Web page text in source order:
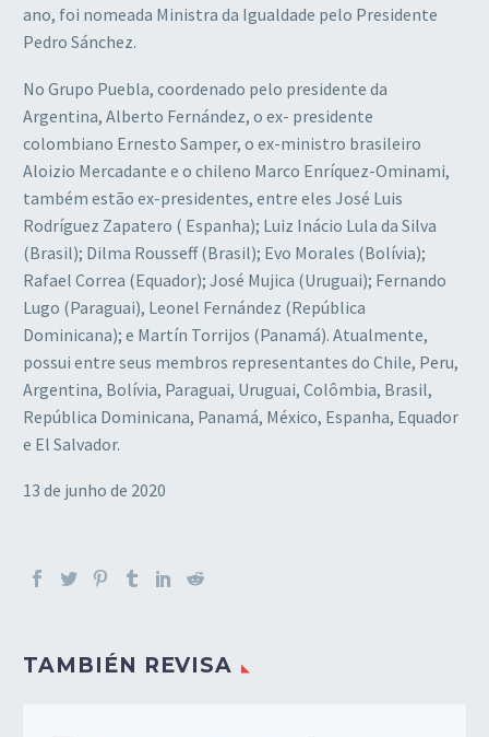
ano, foi nomeada Ministra da Igualdade pelo Presidente
Pedro Sánchez.
No Grupo Puebla, coordenado pelo presidente da
Argentina, Alberto Fernández, o ex- presidente
colombiano Ernesto Samper, o ex-ministro brasileiro
Aloizio Mercadante e o chileno Marco Enríquez-Ominami,
também estão ex-presidentes, entre eles José Luis
Rodríguez Zapatero ( Espanha); Luiz Inácio Lula da Silva
(Brasil); Dilma Rousseff (Brasil); Evo Morales (Bolívia);
Rafael Correa (Equador); José Mujica (Uruguai); Fernando
Lugo (Paraguai), Leonel Fernández (República
Dominicana); e Martín Torrijos (Panamá). Atualmente,
possui entre seus membros representantes do Chile, Peru,
Argentina, Bolívia, Paraguai, Uruguai, Colômbia, Brasil,
República Dominicana, Panamá, México, Espanha, Equador
e El Salvador.
13 de junho de 2020
TAMBIÉN REVISA